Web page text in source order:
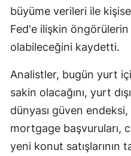
büyüme verileri ile
Fed'e ilişkin
olabileceğini kaydetti.
Analistler, bugün yurt
sakin olacağını, yurt
dünyası güven
mortgage başvuruları,
yeni konut satışlarının